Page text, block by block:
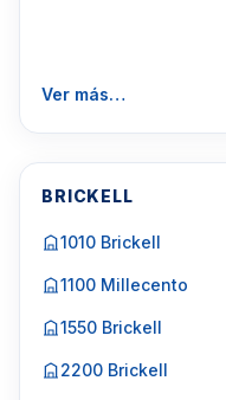
Ver más…
BRICKELL
1010 Brickell
1100 Millecento
1550 Brickell
2200 Brickell